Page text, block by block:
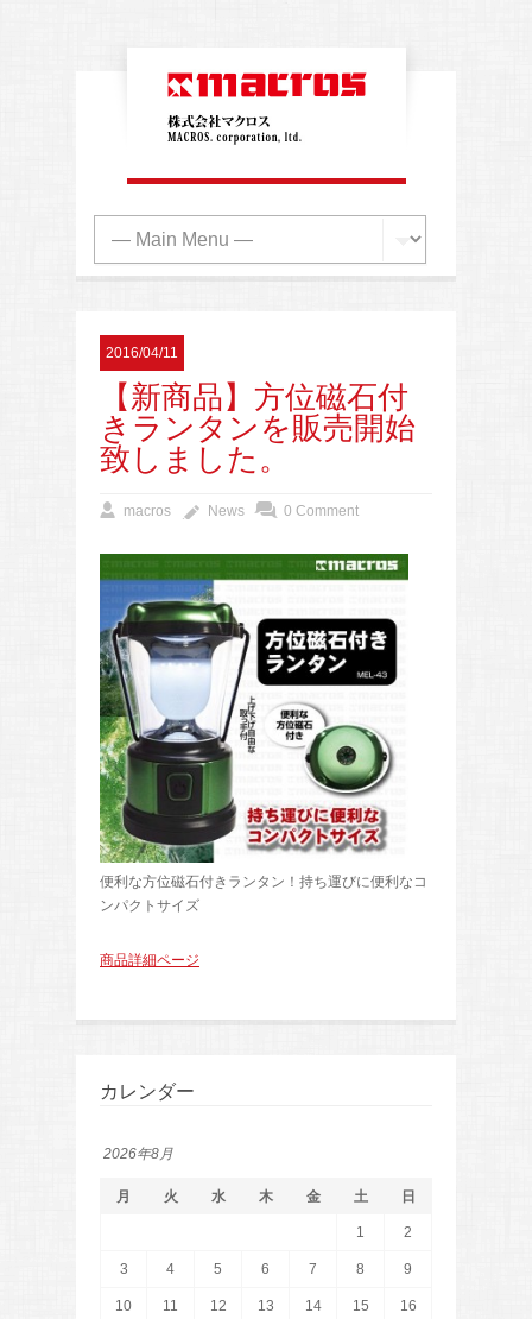
2016/04/11
【新商品】方位磁石付
きランタンを販売開始
致しました。
macros News 0 Comment
便利な方位磁石付きランタン！持ち運びに便利なコ
ンパクトサイズ
商品詳細ページ
カレンダー
2026年8月
月 火 水 木 金 土 日
1 2
3 4 5 6 7 8 9
10 11 12 13 14 15 16